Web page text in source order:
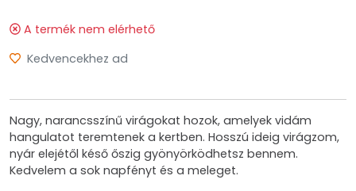
A termék nem elérhető
Kedvencekhez ad
Nagy, narancsszínű virágokat hozok, amelyek vidám
hangulatot teremtenek a kertben. Hosszú ideig virágzom,
nyár elejétől késő őszig gyönyörködhetsz bennem.
Kedvelem a sok napfényt és a meleget.